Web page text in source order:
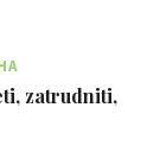
zatrudniti,